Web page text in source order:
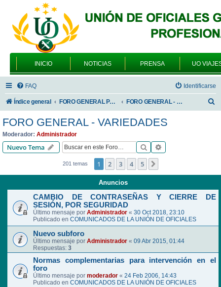
INICIO NOTICIAS PRENSA UO
FAQ Identificarse
Índice general FORO GENERAL PARA TODOS LOS USUARIOS FORO GENERAL - VARIEDADES
FORO GENERAL - VARIEDADES
Moderador: Administrador
Nuevo Tema Buscar
201 temas 1 2 3 4 5
Anuncios
CAMBIO DE CONTRASEÑAS Y CIERRE DE
SESIÓN, POR SEGURIDAD
Último mensaje por Administrador « 30 Oct 2018, 23:10
Publicado en COMUNICADOS DE LA UNIÓN DE OFICIALES
Nuevo subforo
Último mensaje por Administrador « 09 Abr 2015, 01:44
Respuestas: 3
Normas complementarias para intervención en el
foro
Último mensaje por moderador « 24 Feb 2006, 14:43
Publicado en COMUNICADOS DE LA UNIÓN DE OFICIALES